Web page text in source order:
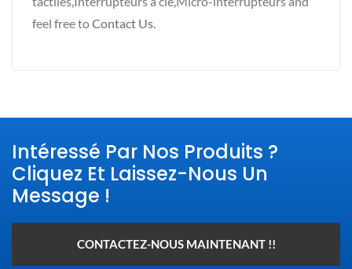
feel free toContact Us.
Intéressé Par Nos Produits ?
Cliquez Et Laissez-Nous Un
Message !
CONTACTEZ-NOUS MAINTENANT !!